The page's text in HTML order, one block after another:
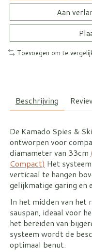
Aan
Toevoegen om te
Beschrijving
De Kamado Spies &
ontworpen voor
diamameter van 33cm
Compact) Het
verticaal te hangen
gelijkmatige garing
In het midden van het
sauspan, ideaal voor
het bereiden van
systeem wordt de
optimaal benut.